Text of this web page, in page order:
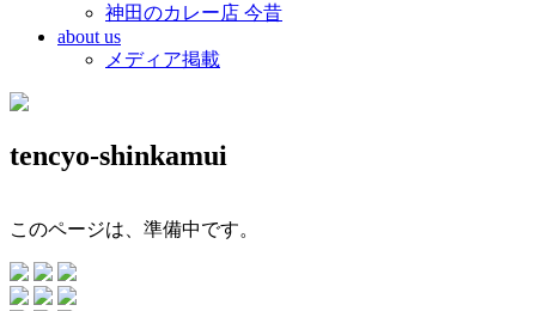
神田のカレー店 今昔
about us
メディア掲載
tencyo-shinkamui
このページは、準備中です。